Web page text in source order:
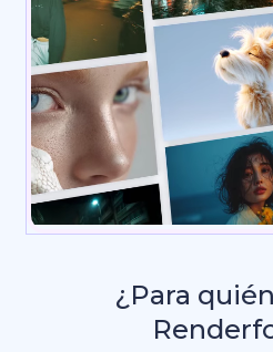
¿Para